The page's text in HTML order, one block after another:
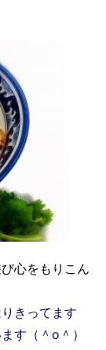
心をもりこん
きってます
す（＾o＾）